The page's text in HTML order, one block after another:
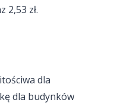
2,53 zł.
dla
dla budynków